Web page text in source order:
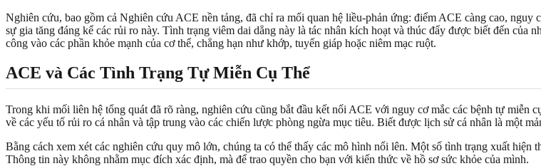
Nghiên cứu, bao gồm cả Nghiên cứu ACE nền tảng, đã chỉ ra mối quan hệ liều-phản ứng: điểm ACE càng cao,
sự gia tăng đáng kể các rủi ro này. Tình trạng viêm dai dẳng này là tác nhân kích hoạt và thúc đẩy được biết đến
công vào các phần khỏe mạnh của cơ thể, chẳng hạn như khớp, tuyến giáp hoặc niêm mạc ruột.
ACE và Các Tình Trạng Tự Miễn Cụ Thể
Trong khi mối liên hệ tổng quát đã rõ ràng, nghiên cứu cũng bắt đầu kết nối ACE với nguy cơ mắc các bệnh tự miễn
về các yếu tố rủi ro cá nhân và tập trung vào các chiến lược phòng ngừa mục tiêu. Biết được lịch sử cá nhân là một
Bằng cách xem xét các nghiên cứu quy mô lớn, chúng ta có thể thấy các mô hình nổi lên. Một số tình trạng xuất
Thông tin này không nhằm mục đích xác định, mà để trao quyền cho bạn với kiến thức về hồ sơ sức khỏe của mình.